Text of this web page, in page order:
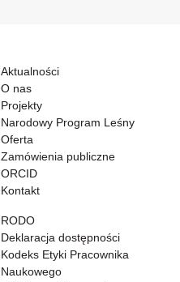
Aktualności
O nas
Projekty
Narodowy Program Leśny
Oferta
Zamówienia publiczne
ORCID
Kontakt
RODO
Deklaracja dostępności
Kodeks Etyki Pracownika
Naukowego